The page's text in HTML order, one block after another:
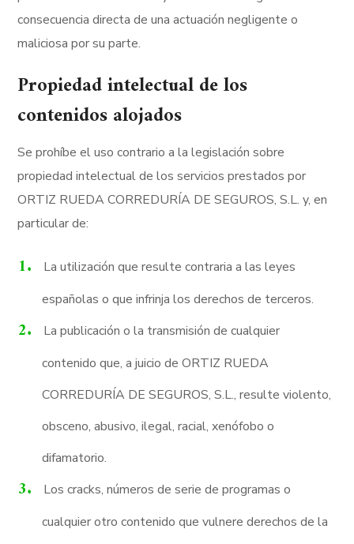
consecuencia directa de una actuación negligente o
maliciosa por su parte.
Propiedad intelectual de los
contenidos alojados
Se prohíbe el uso contrario a la legislación sobre
propiedad intelectual de los servicios prestados por
ORTIZ RUEDA CORREDURÍA DE SEGUROS, S.L. y, en
particular de:
La utilización que resulte contraria a las leyes
españolas o que infrinja los derechos de terceros.
La publicación o la transmisión de cualquier
contenido que, a juicio de ORTIZ RUEDA
CORREDURÍA DE SEGUROS, S.L., resulte violento,
obsceno, abusivo, ilegal, racial, xenófobo o
difamatorio.
Los cracks, números de serie de programas o
cualquier otro contenido que vulnere derechos de la